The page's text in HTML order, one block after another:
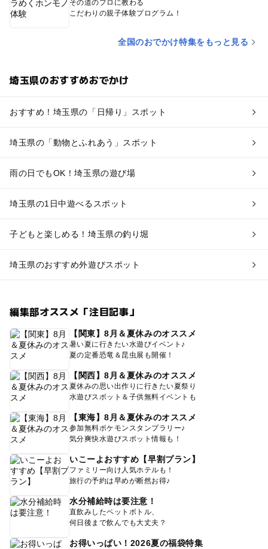
その道のプロに教わる
こだわりの親子体験プログラム！
全国のおでかけ特集をもっと見る
埼玉県のおすすめおでかけ
おすすめ！埼玉県の「日帰り」スポット
埼玉県の「動物とふれあう」スポット
雨の日でもOK！埼玉県の遊び場
埼玉県の1日中遊べるスポット
子どもと楽しめる！埼玉県の釣り堀
埼玉県のおすすめ外遊びスポット
編集部オススメ「注目記事」
【関東】8月＆夏休みのオススメ
暑い夏に行きたい水遊びイベント♪
夏の定番恐竜＆昆虫展も開催！
【関西】8月＆夏休みのオススメ
夏休みの思い出作りに行きたい夏祭り
水遊びスポット＆子供無料イベントも
【東海】8月＆夏休みのオススメ
参加無料ポケモンスタンプラリー♪
気分爽快水遊びスポット情報も！
いこーよおすすめ【早割プラン】
ファミリー向け人気ホテルも！
旅行の予約は早めが断然お得♪
水分補給時は要注意！
直飲みしたペットボトル、
何日後まで飲んでも大丈夫？
お得いっぱい！2026夏の福袋特集